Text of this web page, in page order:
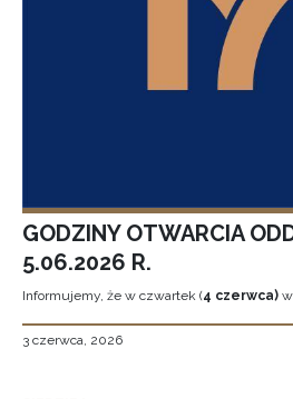
GODZINY OTWARCIA
5.06.2026 R.
Informujemy, że w czwartek (4 czerwca)
3 czerwca, 2026